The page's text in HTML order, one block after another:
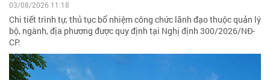
03/08/2026 11:18
Chi tiết trình tự, thủ tục bổ nhiệm công chức lãnh đạo thuộc quản lý
bộ, ngành, địa phương được quy định tại Nghị định 300/2026/NĐ-
CP.